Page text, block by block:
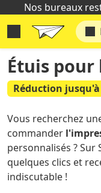
Nos bureaux
Étuis
Réduction jusqu'à
Vous recherchez
commander
personnalisés ? Sur
quelques clics et
indiscutable !